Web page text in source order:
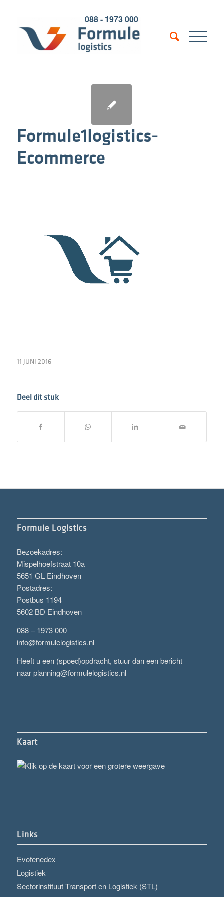
088 - 1973 000
Formule1logistics-
Ecommerce
11 JUNI 2016
Deel dit stuk
Formule Logistics
Bezoekadres:
Mispelhoefstraat 10a
5651 GL Eindhoven
Postadres:
Postbus 1194
5602 BD Eindhoven
088 – 1973 000
info@formulelogistics.nl
Heeft u een (spoed)opdracht, stuur dan een bericht
naarplanning@formulelogistics.nl
Kaart
Links
Evofenedex
Logistiek
Sectorinstituut Transport en Logistiek (STL)